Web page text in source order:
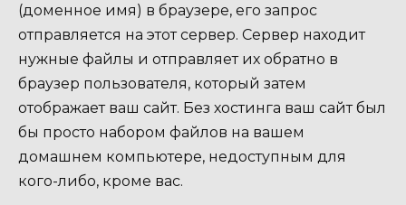
(доменное имя) в браузере, его запрос
отправляется на этот сервер. Сервер находит
нужные файлы и отправляет их обратно в
браузер пользователя, который затем
отображает ваш сайт. Без хостинга ваш сайт был
бы просто набором файлов на вашем
домашнем компьютере, недоступным для
кого-либо, кроме вас.